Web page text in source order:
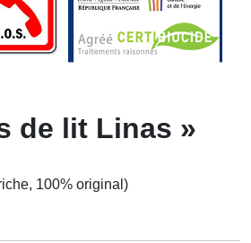
de lit Linas »
100% original)